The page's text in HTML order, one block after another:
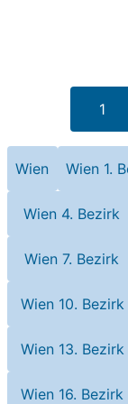
1
Wien Wien 1.
Wien 4. Bezirk
Wien 7. Bezirk
Wien 10. Bezirk
Wien 13. Bezirk
Wien 16. Bezirk